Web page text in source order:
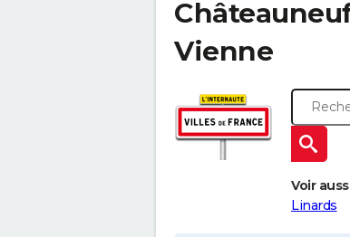
Vienne
Voir
Linards